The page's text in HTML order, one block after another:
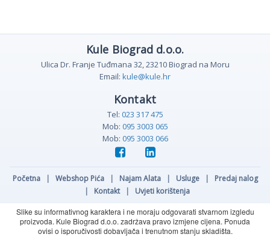
Kule Biograd d.o.o.
Ulica Dr. Franje Tuđmana 32, 23210 Biograd na Moru
Email: kule@kule.hr
Kontakt
Tel: 023 317 475
Mob: 095 3003 065
Mob: 095 3003 066
Početna | Webshop Pića | Najam Alata | Usluge |
Predaj nalog
|
Kontakt |
Uvjeti korištenja
Slike su informativnog karaktera i ne moraju odgovarati stvarnom izgledu
proizvoda. Kule Biograd d.o.o. zadržava pravo izmjene cijena. Ponuda
ovisi o isporučivosti dobavljača i trenutnom stanju skladišta.